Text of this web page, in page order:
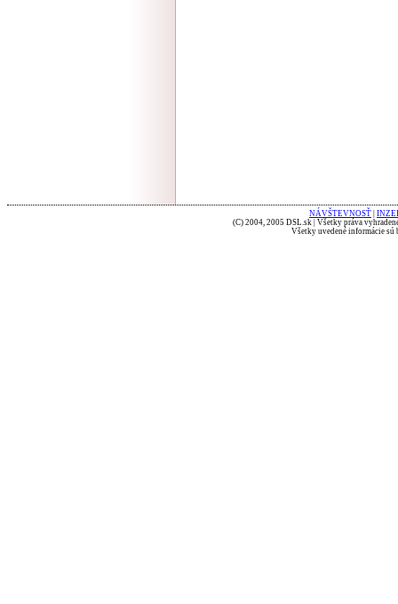
NÁVŠTEVNOSŤ
(C) 2004, 2005 DSL.sk | Všetky práva
Všetky uvedené informácie sú